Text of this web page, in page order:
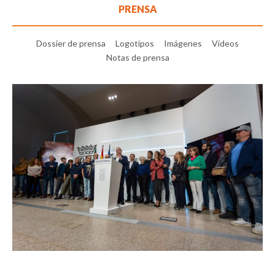
PRENSA
Dossier de prensa Logotipos Imágenes
Vídeos
Notas de prensa